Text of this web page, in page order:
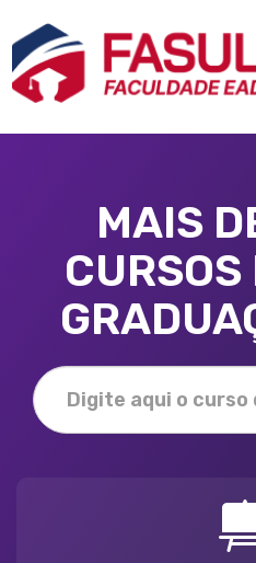
MAIS